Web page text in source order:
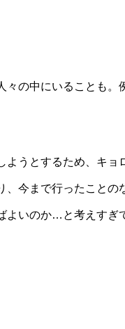
々の中にいることも。
ようとするため、キ
、今まで行ったこと
よいのか…と考えすぎ